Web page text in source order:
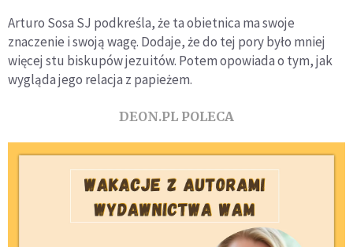
Arturo Sosa SJ podkreśla, że ta obietnica ma swoje
znaczenie i swoją wagę. Dodaje, że do tej pory było mniej
więcej stu biskupów jezuitów. Potem opowiada o tym, jak
wygląda jego relacja z papieżem.
DEON.PL POLECA